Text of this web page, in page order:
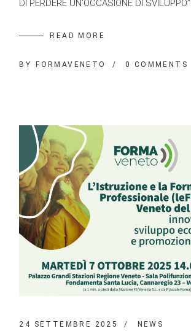
DI PERDERE UN’OCCASIONE DI
READ MORE
BY FORMAVENETO 0 COMMENTS
24 SETTEMBRE 2025 NEWS